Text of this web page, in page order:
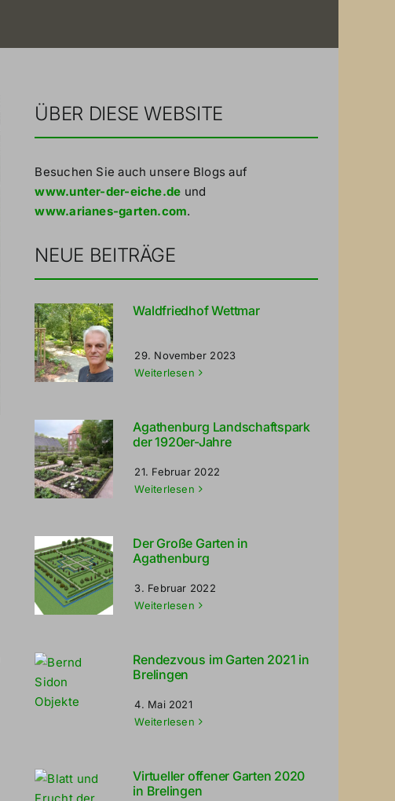
ÜBER DIESE WEBSITE
Besuchen Sie auch unsere Blogs auf
www.unter-der-eiche.de und
www.arianes-garten.com.
NEUE BEITRÄGE
Waldfriedhof Wettmar
29. November 2023
Weiterlesen
Agathenburg Landschaftspark
der 1920er-Jahre
21. Februar 2022
Weiterlesen
Der Große Garten in
Agathenburg
3. Februar 2022
Weiterlesen
Rendezvous im Garten 2021 in
Brelingen
4. Mai 2021
Weiterlesen
Virtueller offener Garten 2020
in Brelingen